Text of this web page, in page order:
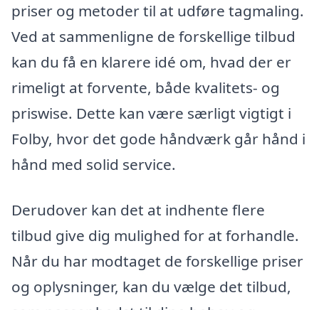
priser og metoder til at udføre tagmaling.
Ved at sammenligne de forskellige tilbud
kan du få en klarere idé om, hvad der er
rimeligt at forvente, både kvalitets- og
priswise. Dette kan være særligt vigtigt i
Folby, hvor det gode håndværk går hånd i
hånd med solid service.
Derudover kan det at indhente flere
tilbud give dig mulighed for at forhandle.
Når du har modtaget de forskellige priser
og oplysninger, kan du vælge det tilbud,